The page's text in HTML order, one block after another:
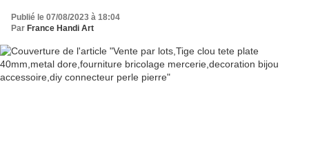
Publié le 07/08/2023 à 18:04
Par France Handi Art